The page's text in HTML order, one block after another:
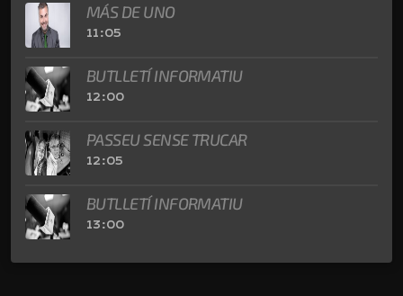
MÁS DE UNO
11:05
BUTLLETÍ INFORMATIU
12:00
PASSEU SENSE TRUCAR
12:05
BUTLLETÍ INFORMATIU
13:00